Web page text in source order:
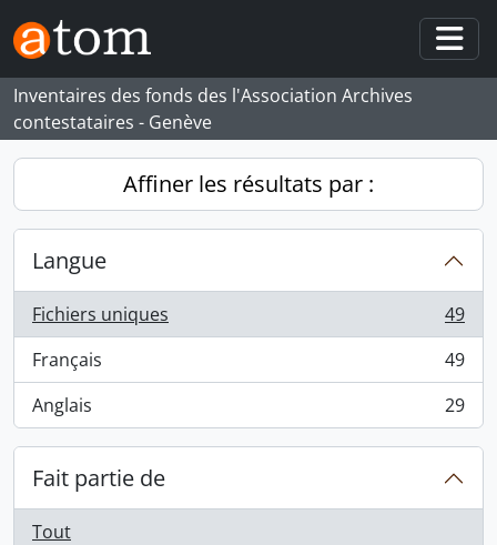
Skip to main content
Inventaires des fonds des l'Association Archives
contestataires - Genève
Affiner les résultats par :
Langue
Fichiers uniques
, 49 résultats
49
Français
, 49 résultats
49
Anglais
, 29 résultats 29
Fait partie de
Tout